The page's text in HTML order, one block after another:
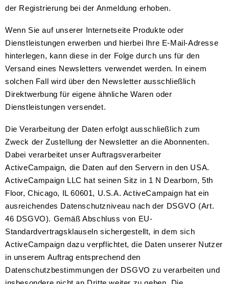
der Registrierung bei der Anmeldung erhoben.
Wenn Sie auf unserer Internetseite Produkte oder
Dienstleistungen erwerben und hierbei Ihre E-Mail-Adresse
hinterlegen, kann diese in der Folge durch uns für den
Versand eines Newsletters verwendet werden. In einem
solchen Fall wird über den Newsletter ausschließlich
Direktwerbung für eigene ähnliche Waren oder
Dienstleistungen versendet.
Die Verarbeitung der Daten erfolgt ausschließlich zum
Zweck der Zustellung der Newsletter an die Abonnenten.
Dabei verarbeitet unser Auftragsverarbeiter
ActiveCampaign, die Daten auf den Servern in den USA.
ActiveCampaign LLC hat seinen Sitz in 1 N Dearborn, 5th
Floor, Chicago, IL 60601, U.S.A. ActiveCampaign hat ein
ausreichendes Datenschutzniveau nach der DSGVO (Art.
46 DSGVO). Gemäß Abschluss von EU-
Standardvertragsklauseln sichergestellt, in dem sich
ActiveCampaign dazu verpflichtet, die Daten unserer Nutzer
in unserem Auftrag entsprechend den
Datenschutzbestimmungen der DSGVO zu verarbeiten und